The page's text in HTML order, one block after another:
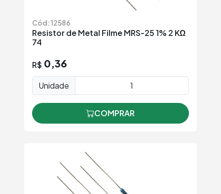
Cód: 12586
Resistor de Metal Filme MRS-25 1% 2 KΩ
74
R$ 0,36
Unidade
COMPRAR